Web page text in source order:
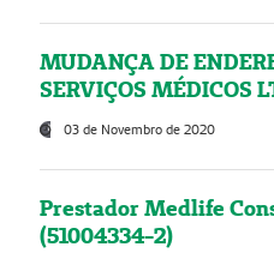
MUDANÇA DE
SERVIÇOS MÉDICOS
03 de Novembro de 2020
Prestador Medlife
(51004334-2)